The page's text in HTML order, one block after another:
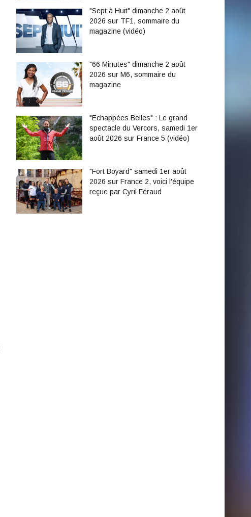
"Sept à Huit" dimanche 2 août
2026 sur TF1, sommaire du
magazine (vidéo)
"66 Minutes" dimanche 2 août
2026 sur M6, sommaire du
magazine
"Echappées Belles" : Le grand
spectacle du Vercors, samedi 1er
août 2026 sur France 5 (vidéo)
"Fort Boyard" samedi 1er août
2026 sur France 2, voici l'équipe
reçue par Cyril Féraud